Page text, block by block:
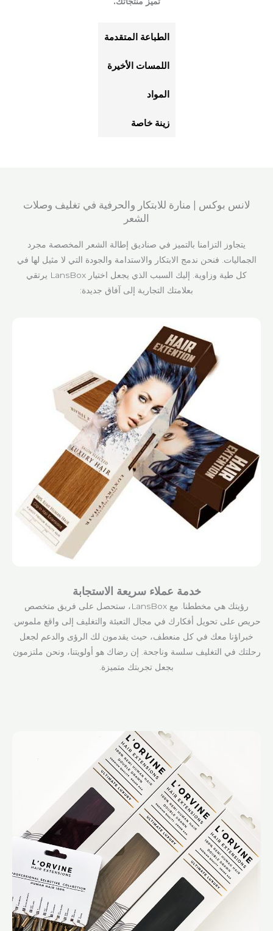
الطباعة المتقدمة
اللمسات الأخيرة
المواد
زينة خاصة
لانس بوكس | منارة للابتكار والحرفية في تغليف وصلات
الشعر
يتجاوز التزامنا بالتميز في صناديق إطالة الشعر المخصصة مجرد
الجماليات. فنحن ندمج الابتكار والاستدامة والجودة التي لا مثيل لها في
كل طية وزاوية. إليك السبب الذي يجعل اختيار LansBox يرتقي
بعلامتك التجارية إلى آفاق جديدة:
خدمة عملاء سريعة الاستجابة
رؤيتك هي مخططنا. مع LansBox، ستحصل على فريق متخصص
حريص على تحويل أفكارك في مجال التعبئة والتغليف إلى واقع ملموس.
خبراؤنا معك في كل منعطف، حيث يقدمون لك الرؤى والدعم لجعل
رحلتك في التغليف سلسة وناجحة. إن رضاك هو أولويتنا، ونحن ملتزمون
بجعل تجربتك متميزة.